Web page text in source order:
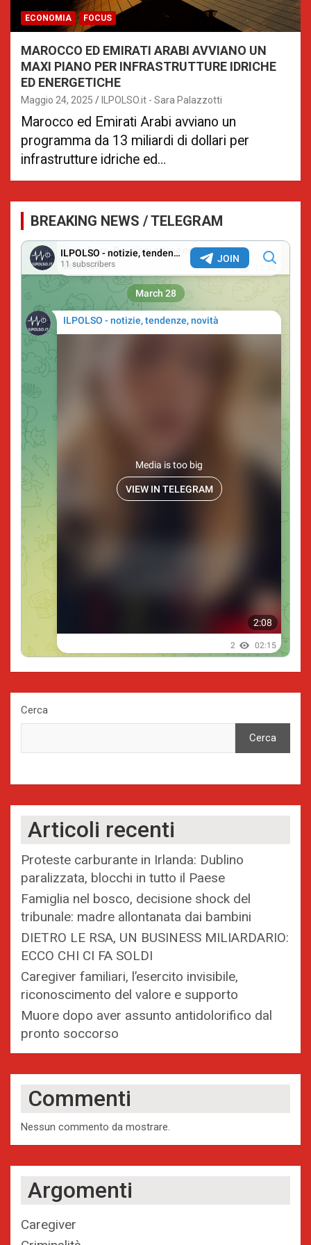
ECONOMIA FOCUS
MAROCCO ED EMIRATI ARABI AVVIANO UN
MAXI PIANO PER INFRASTRUTTURE IDRICHE
ED ENERGETICHE
Maggio 24, 2025 ILPOLSO.it - Sara Palazzotti
Marocco ed Emirati Arabi avviano un
programma da 13 miliardi di dollari per
infrastrutture idriche ed…
BREAKING NEWS / TELEGRAM
Cerca
Cerca
Articoli recenti
Proteste carburante in Irlanda: Dublino
paralizzata, blocchi in tutto il Paese
Famiglia nel bosco, decisione shock del
tribunale: madre allontanata dai bambini
DIETRO LE RSA, UN BUSINESS MILIARDARIO:
ECCO CHI CI FA SOLDI
Caregiver familiari, l’esercito invisibile,
riconoscimento del valore e supporto
Muore dopo aver assunto antidolorifico dal
pronto soccorso
Commenti
Nessun commento da mostrare.
Argomenti
Caregiver